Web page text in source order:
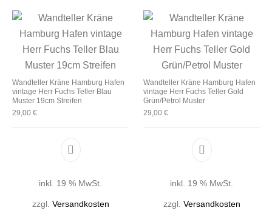
Wandteller Kräne Hamburg Hafen
vintage Herr Fuchs Teller Blau
Muster 19cm Streifen
29,00 €
inkl. 19 % MwSt.
zzgl. Versandkosten
Wandteller Kräne Hamburg Hafen
vintage Herr Fuchs Teller Gold
Grün/Petrol Muster
29,00 €
inkl. 19 % MwSt.
zzgl. Versandkosten